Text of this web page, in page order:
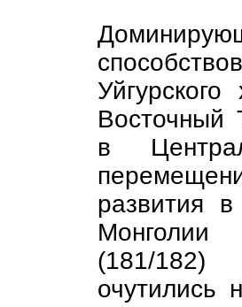
Восточный
в
развития
Монголии
(181/182)
очутились